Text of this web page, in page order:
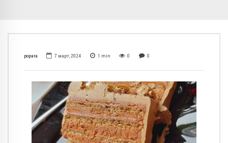
popara 7 март, 2024 1 min 0 0